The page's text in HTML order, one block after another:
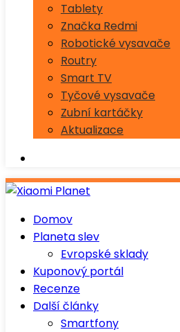
Tablety
Značka Redmi
Robotické vysavače
Routry
Smart TV
Tyčové vysavače
Zubní kartáčky
Aktualizace
Domov
Planeta slev
Evropské sklady
Kuponový portál
Recenze
Další články
Smartfony